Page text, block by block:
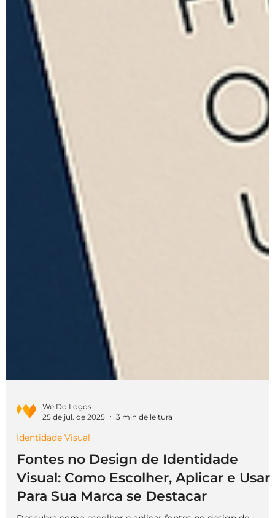
25 de jul. de 2025
Identidade Visual
Fontes no Design de Identidade
Visual: Como Escolher, Aplicar e Usar